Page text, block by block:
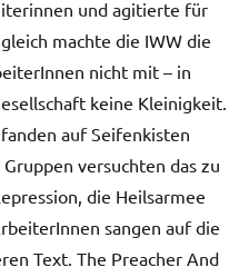
und agitierte für
machte die IWW die
nicht mit – in
keine Kleinigkeit.
auf Seifenkisten
versuchten das zu
die Heilsarmee
sangen auf die
Text. The Preacher And